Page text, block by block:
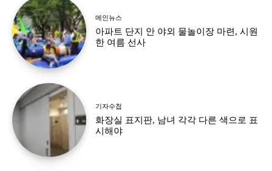
메인뉴스
아파트 단지 안 야외 물놀이장 마련, 시원
한 여름 선사
기자수첩
화장실 표지판, 남녀 각각 다른 색으로 표
시해야